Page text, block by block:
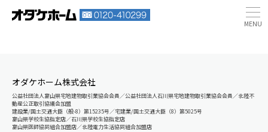
オダケホーム株式会社
公益社団法人富山県宅地建物取引業協会会員／公益社団法人石川県宅地建物取引業協会会員／北陸不
動産公正取引協議会加盟
建設業/国土交通大臣（般-8）第15235号／宅建業/国土交通大臣（8）第5025号
富山県学校生協指定店／石川県学校生協指定店
富山県医師協同組合加盟店／北陸電力生活協同組合加盟店